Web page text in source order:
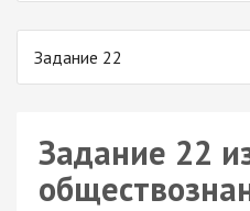
Задание 22
Задание 22